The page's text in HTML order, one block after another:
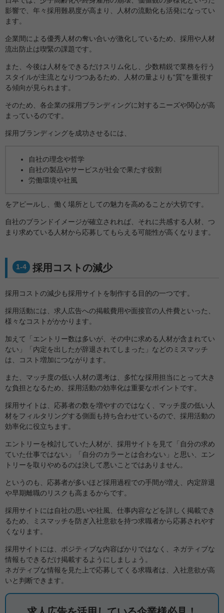
影響で、年々採用難易度が高まり、人材の流動化も活発になってい
ます。
企業間による優秀人材の奪い合いが激化しているため、採用や人材
流出防止は喫緊の課題です。
また、今後は人材をできるだけスリム化し、少数精鋭で業務を行う
スタイルが主流となりつつあるため、人材の量よりも“質”を重視す
る傾向が見られます。
そのため、各企業の採用ブランディングに対するニーズや関心が高
まっているのです。
採用ブランディングを成功させるには、
自社の理念や哲学
自社の製品やサービスが社会で果たす役割
労働環境や社風
をアピールし、働く場所としての魅力を高めることが大切です。
自社のブランドイメージが確立されれば、それに共感する人材、つ
まり求めている人材から応募してもらえる可能性が高くなります。
1-4 採用コストの減少
採用コストの減少も採用サイトを制作する目的の一つです。
採用活動には、求人広告への掲載費用や面接官の人件費といった、
様々なコストがかかります。
加えて「エントリー数は多いが、その中に求める人材が含まれてい
ない」「内定を出したが辞退されてしまった」などのミスマッチ
は、コスト増加につながります。
また、マッチ度の低い人材の選考は、多忙な採用担当にとって大き
な負担となるため、採用活動の効率化は重要なポイントです。
採用サイトは、応募者の数を増やすのではなく、マッチ度の低い人
材をフィルタリングする側面も持ち合わせているので、採用活動の
効率化に役立ちます。
エントリーを検討していた人材が、採用サイトを見て「自分の求め
ていた仕事ではない」「自分のカラーとは合わない」と思い、エン
トリーを取りやめるのは決して悪いことではありません。
というのも、応募者が多いほど採用過程での手間が増え、内定辞退
や早期離職のリスクも高まるからです。
採用サイトには自社の思いや社風、仕事内容などを詳しく掲載でき
るため、ミスマッチを防ぎ入社意欲を持つ求職者から応募されやす
くなります。
採用サイトには、ポジティブな内容ばかりではなく、ネガティブな
情報もできるだけ掲載するようにしましょう。
ネガティブな情報を見た上で応募してくる求職者は、入社意欲が高
いと判断できます。